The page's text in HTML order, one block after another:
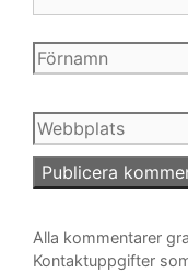
Webbplats
Alla kommentarer
Kontaktuppgifter